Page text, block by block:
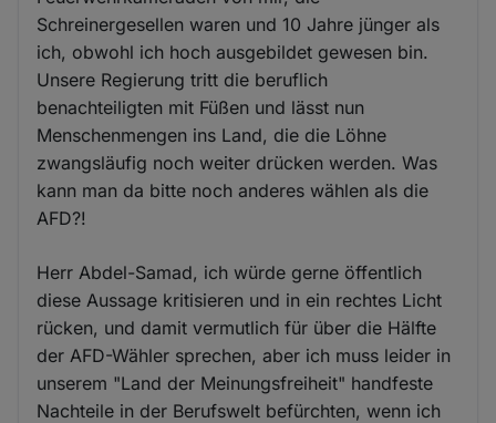
Schreinergesellen waren und 10 Jahre jünger als
ich, obwohl ich hoch ausgebildet gewesen bin.
Unsere Regierung tritt die beruflich
benachteiligten mit Füßen und lässt nun
Menschenmengen ins Land, die die Löhne
zwangsläufig noch weiter drücken werden. Was
kann man da bitte noch anderes wählen als die
AFD?!
Herr Abdel-Samad, ich würde gerne öffentlich
diese Aussage kritisieren und in ein rechtes Licht
rücken, und damit vermutlich für über die Hälfte
der AFD-Wähler sprechen, aber ich muss leider in
unserem "Land der Meinungsfreiheit" handfeste
Nachteile in der Berufswelt befürchten, wenn ich